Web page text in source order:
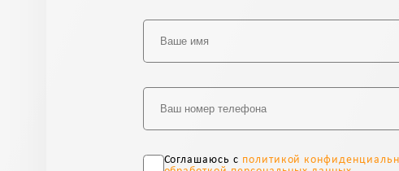
Соглашаюсь с политикой